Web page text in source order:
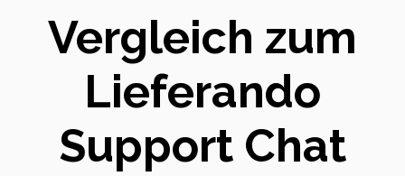
Vergleich zum
Lieferando
Support Chat